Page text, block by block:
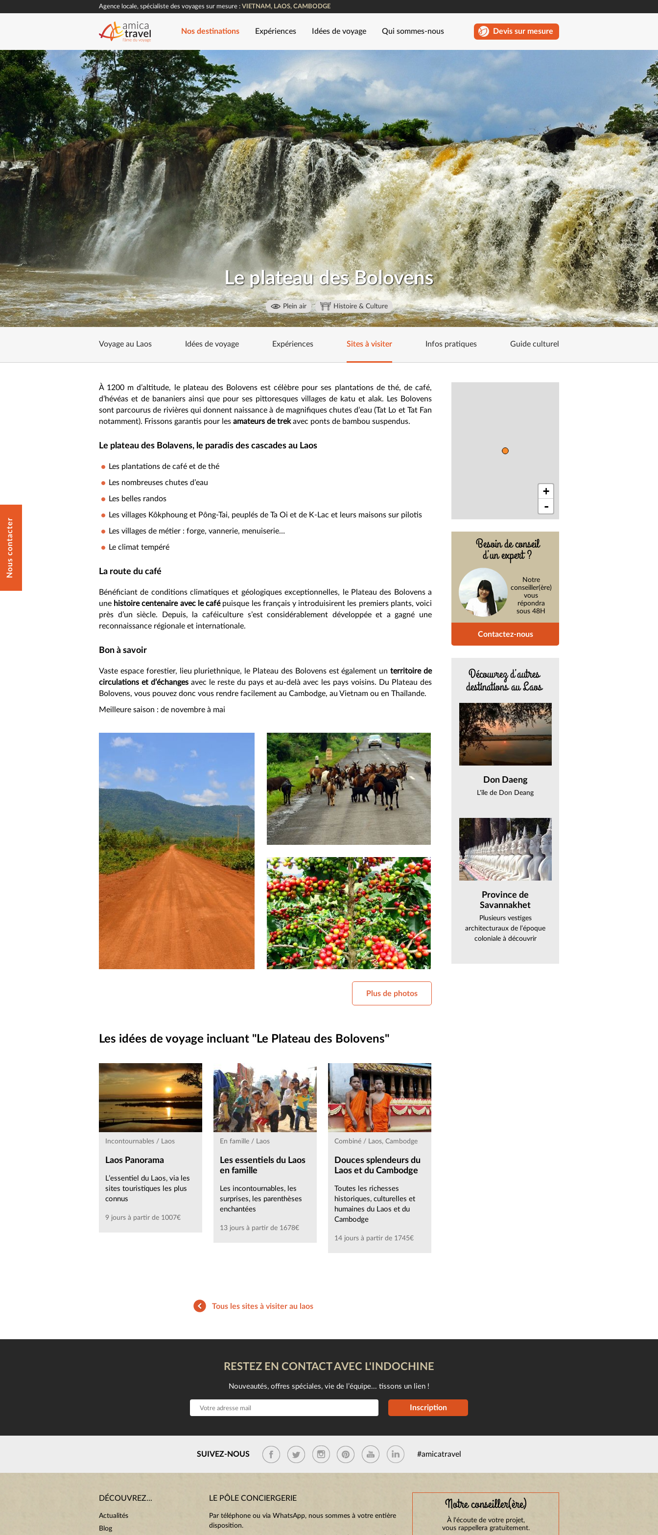
Nous contacter
Agence locale, spécialiste des voyages sur mesure : VIETNAM, LAOS, CAMBODGE
Nos destinations Expériences Idées de voyage Qui sommes-nous Devis sur mesure
Le plateau des Bolovens
Plein air Histoire & Culture
Voyage au Laos Idées de voyage Expériences Sites à visiter Infos pratiques Guide culturel
À 1200 m d’altitude, le plateau des Bolovens est célèbre pour ses plantations de thé, de café,
d’hévéas et de bananiers ainsi que pour ses pittoresques villages de katu et alak. Les Bolovens
sont parcourus de rivières qui donnent naissance à de magnifiques chutes d’eau (Tat Lo et Tat Fan
notamment). Frissons garantis pour les amateurs de trekavec ponts de bambou suspendus.
Le plateau des Bolavens, le paradis des cascades au Laos
Les plantations de café et de thé
Les nombreuses chutes d’eau
Les belles randos
Les villages Kôkphoung et Pông-Tai, peuplés de Ta Oi et de K-Lac et leurs maisons sur pilotis
Les villages de métier : forge, vannerie, menuiserie…
Le climat tempéré
La route du café
Bénéficiant de conditions climatiques et géologiques exceptionnelles, le Plateau des Bolovens a
une histoire centenaire avec le cafépuisque les français y introduisirent les premiers plants, voici
près d’un siècle. Depuis, la caféiculture s’est considérablement développée et a gagné une
reconnaissance régionale et internationale.
Bon à savoir
Vaste espace forestier, lieu pluriethnique, le Plateau des Bolovens est également unterritoire de
circulations et d’échangesavec le reste du pays et au-delà avec les pays voisins. Du Plateau des
Bolovens, vous pouvez donc vous rendre facilement au Cambodge, au Vietnam ou en Thaïlande.
Meilleure saison : de novembre à mai
Plus de photos
Les idées de voyage incluant " Le Plateau des Bolovens"
Incontournables / Laos
Laos Panorama
L’essentiel du Laos, via les
sites touristiques les plus
connus
9 jours à partir de 1007€
En famille / Laos
Les essentiels du Laos
en famille
Les incontournables, les
surprises, les parenthèses
enchantées
13 jours à partir de 1678€
Combiné / Laos, Cambodge
Douces splendeurs du
Laos et du Cambodge
Toutes les richesses
historiques, culturelles et
humaines du Laos et du
Cambodge
14 jours à partir de 1745€
Tous les sites à visiter au laos
+
-
Besoin de conseil
d’un expert ?
Notre
conseiller(ère)
vous
répondra
sous 48H
Contactez-nous
Découvrez d’autres
destinations au Laos
Don Daeng
L'île de Don Deang
Province de
Savannakhet
Plusieurs vestiges
architecturaux de l’époque
coloniale à découvrir
RESTEZ EN CONTACT AVEC L'INDOCHINE
Nouveautés, offres spéciales, vie de l’équipe... tissons un lien !
Inscription
SUIVEZ-NOUS #amicatravel
DÉCOUVREZ...
Actualités
Blog
LE PÔLE CONCIERGERIE
Par téléphone ou via WhatsApp, nous sommes à votre entière
disposition.
Notre conseiller(ère)
À l'écoute de votre projet,
vous rappellera gratuitement.